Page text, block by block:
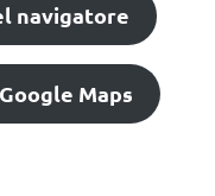
navigatore
Maps